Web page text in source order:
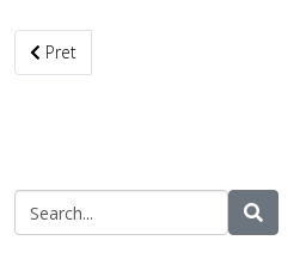
Prethodni članak: Poziv na
Pret